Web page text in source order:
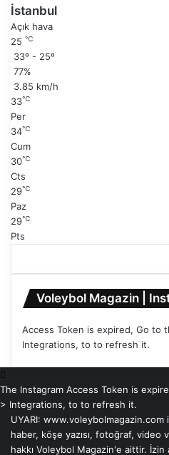
i
s
a
y
f
a
a
k
s
a
y
f
İstanbul
Açık hava
25 ℃
33º - 25º
77%
3.85 km/h
33℃
Per
34℃
Cum
30℃
Cts
29℃
Paz
29℃
Pts
Voleybol Magazin |
Access Token is expired, Go to
Integrations, to to refresh it.
The Instagram Access Token is
> Integrations, to to refresh it.
UYARI:
haber, köşe yazısı, fotoğraf,
hakkı Voleybol Magazin'e aittir.